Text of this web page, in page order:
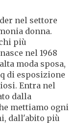
nel settore
donna.
più
nel 1968
moda sposa,
di esposizione
Entra nel
dalla
mettiamo ogni
dall'abito più